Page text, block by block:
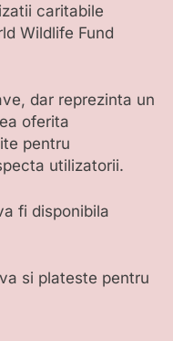
caritabile
Wildlife Fund
dar reprezinta un
oferita
pentru
utilizatorii.
fi disponibila
si plateste pentru